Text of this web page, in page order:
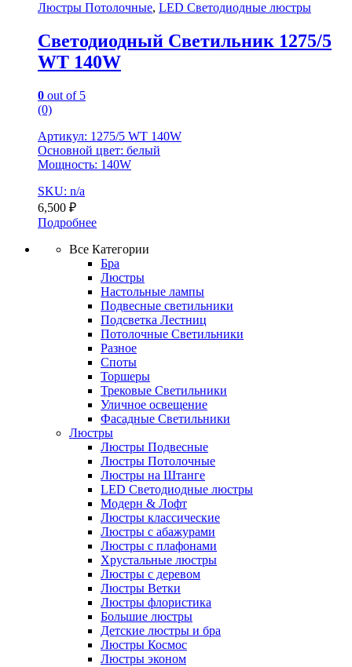
Люстры Потолочные, LED Светодиодные люстры
Светодиодный Светильник 1275/5
WT 140W
0 out of 5
(0)
Артикул: 1275/5 WT 140W
Основной цвет: белый
Мощность: 140W
SKU: n/a
6,500 ₽
Подробнее
Все Категории
Бра
Люстры
Настольные лампы
Подвесные светильники
Подсветка Лестниц
Потолочные Светильники
Разное
Споты
Торшеры
Трековые Светильники
Уличное освещение
Фасадные Светильники
Люстры
Люстры Подвесные
Люстры Потолочные
Люстры на Штанге
LED Светодиодные люстры
Модерн & Лофт
Люстры классические
Люстры с абажурами
Люстры с плафонами
Хрустальные люстры
Люстры с деревом
Люстры Ветки
Люстры флористика
Большие люстры
Детские люстры и бра
Люстры Космос
Люстры эконом